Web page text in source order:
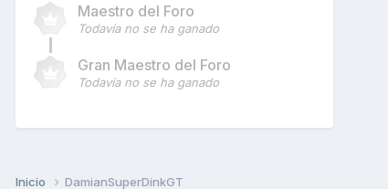
Maestro del Foro
Todavía no se ha ganado
Gran Maestro del Foro
Todavía no se ha ganado
Inicio DamianSuperDinkGT